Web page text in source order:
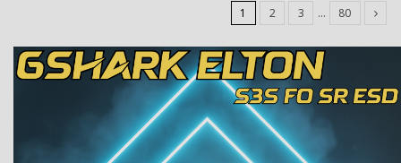
1 2 3 … 80